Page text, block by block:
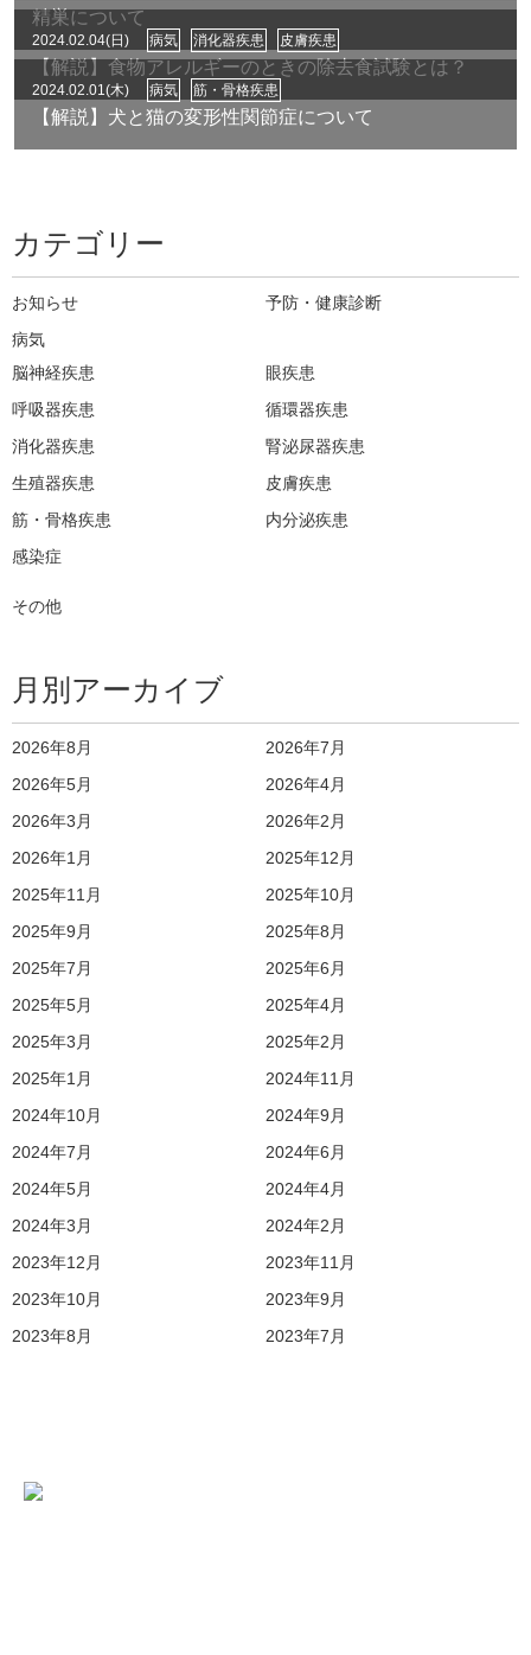
精巣について
2024.02.04(日) 病気 消化器疾患 皮膚疾患
【解説】食物アレルギーのときの除去食試験とは？
2024.02.01(木) 病気 筋・骨格疾患
【解説】犬と猫の変形性関節症について
カテゴリー
お知らせ
予防・健康診断
病気
脳神経疾患
眼疾患
呼吸器疾患
循環器疾患
消化器疾患
腎泌尿器疾患
生殖器疾患
皮膚疾患
筋・骨格疾患
内分泌疾患
感染症
その他
月別アーカイブ
2026年8月
2026年7月
2026年5月
2026年4月
2026年3月
2026年2月
2026年1月
2025年12月
2025年11月
2025年10月
2025年9月
2025年8月
2025年7月
2025年6月
2025年5月
2025年4月
2025年3月
2025年2月
2025年1月
2024年11月
2024年10月
2024年9月
2024年7月
2024年6月
2024年5月
2024年4月
2024年3月
2024年2月
2023年12月
2023年11月
2023年10月
2023年9月
2023年8月
2023年7月